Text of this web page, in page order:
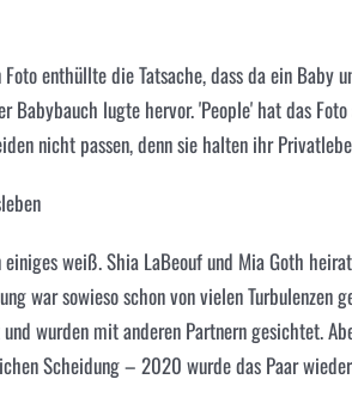
enthüllte die Tatsache, dass da ein Baby
Babybauch lugte hervor. 'People' hat das
nicht passen, denn sie halten ihr
einiges weiß.Shia LaBeoufund Mia Goth
war sowieso schon von vielen Turbulenzen
wurden mit anderen Partnern gesichtet.
Scheidung – 2020 wurde das Paar